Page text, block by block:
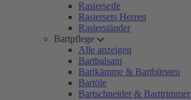
Rasierseife
Rasiersets Herren
Rasierständer
Bartpflege
Alle anzeigen
Bartbalsam
Bartkämme & Bartbürsten
Bartöle
Bartschneider & Barttrimmer